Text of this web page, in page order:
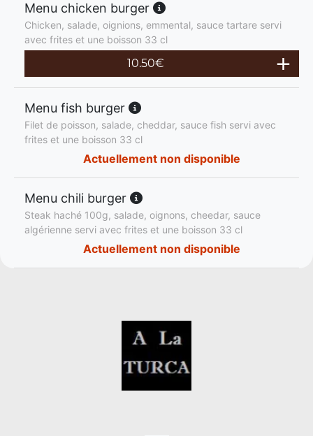
Menu chicken burger
Chicken, salade, oignions, emmental, sauce tartare servi
avec frites et une boisson 33 cl
10.50€
Menu fish burger
Filet de poisson, salade, cheddar, sauce fish servi avec
frites et une boisson 33 cl
Actuellement non disponible
Menu chili burger
Steak haché 100g, salade, oignons, cheedar, sauce
algérienne servi avec frites et une boisson 33 cl
Actuellement non disponible